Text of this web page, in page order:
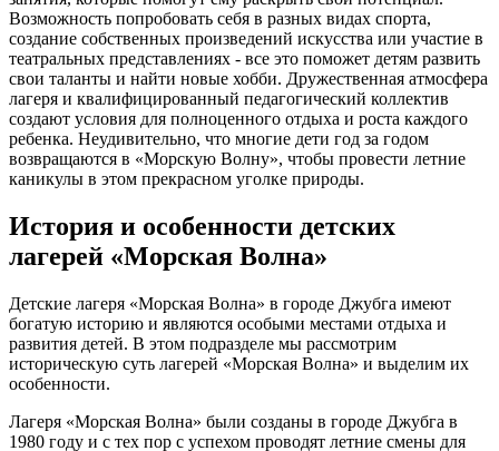
Возможность попробовать себя в разных видах спорта,
создание собственных произведений искусства или участие в
театральных представлениях - все это поможет детям развить
свои таланты и найти новые хобби. Дружественная атмосфера
лагеря и квалифицированный педагогический коллектив
создают условия для полноценного отдыха и роста каждого
ребенка. Неудивительно, что многие дети год за годом
возвращаются в «Морскую Волну», чтобы провести летние
каникулы в этом прекрасном уголке природы.
История и особенности детских
лагерей «Морская Волна»
Детские лагеря «Морская Волна» в городе Джубга имеют
богатую историю и являются особыми местами отдыха и
развития детей. В этом подразделе мы рассмотрим
историческую суть лагерей «Морская Волна» и выделим их
особенности.
Лагеря «Морская Волна» были созданы в городе Джубга в
1980 году и с тех пор с успехом проводят летние смены для